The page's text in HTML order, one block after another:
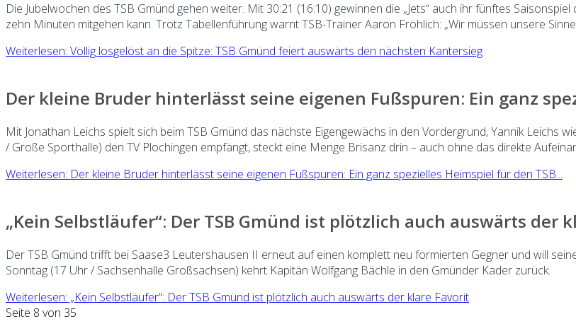
Die Jubelwochen des TSB Gmünd gehen weiter. Mit 30:21 (16:10) gewinnen die „Jets“ auch ihr fünftes
zehn Minuten mitgehen kann. Trotz Tabellenführung warnt TSB-Trainer Aaron Fröhlich: „Wir müssen unsere
Weiterlesen: Völlig losgelöst an die Spitze: TSB Gmünd feiert auswärts den nächsten Kantersieg
Der kleine Bruder hinterlässt seine eigenen Fußspuren: Ein ganz
Mit Jonathan Leichs spielt sich beim TSB Gmünd das nächste Eigengewächs in den Vordergrund, Yannik Leichs
/ Große Sporthalle) den TV Plochingen empfängt, steckt eine Menge Brisanz drin – auch ohne das direkte
Weiterlesen: Der kleine Bruder hinterlässt seine eigenen Fußspuren: Ein ganz spezielles Heimspiel für den TSB...
„Kein Selbstläufer“: Der TSB Gmünd ist plötzlich auch auswärts der
Der TSB Gmünd trifft bei Saase3 Leutershausen II erneut auf einen komplett neu formierten Gegner und will
Sonntag (17 Uhr / Sachsenhalle Großsachsen) kehrt Kapitän Wolfgang Bächle in den Gmünder Kader zurück.
Weiterlesen: „Kein Selbstläufer“: Der TSB Gmünd ist plötzlich auch auswärts der klare Favorit
Seite 8 von 35